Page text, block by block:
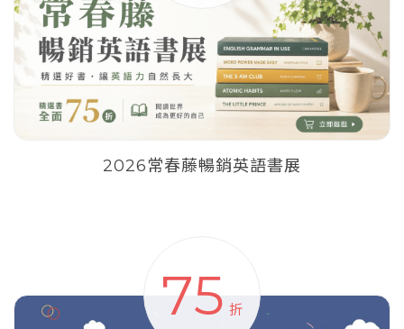
2026常春藤暢銷英語書展
75 折